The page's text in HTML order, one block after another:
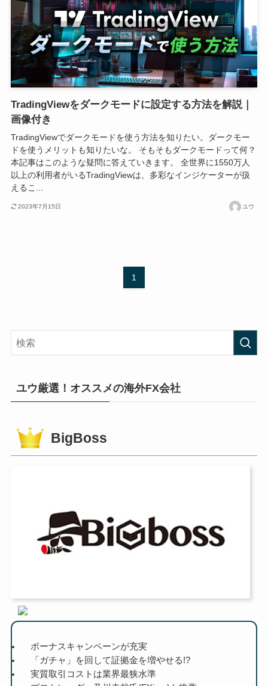
TradingViewをダークモードに設定する方法を解説｜
画像付き
TradingViewでダークモードを使う方法を知りたい。ダークモー
ドを使うメリットも知りたいな。 そもそもダークモードって何？
本記事はこのような疑問に答えていきます。 全世界に1550万人
以上の利用者がいるTradingViewは、多彩なインジケーターが扱
えるこ...
2023年7月15日 ユウ
1
ユウ厳選！オススメの海外FX会社
BigBoss
ボーナスキャンペーンが充実
「ガチャ」を回して証拠金を増やせる!?
実質取引コストは業界最狭水準